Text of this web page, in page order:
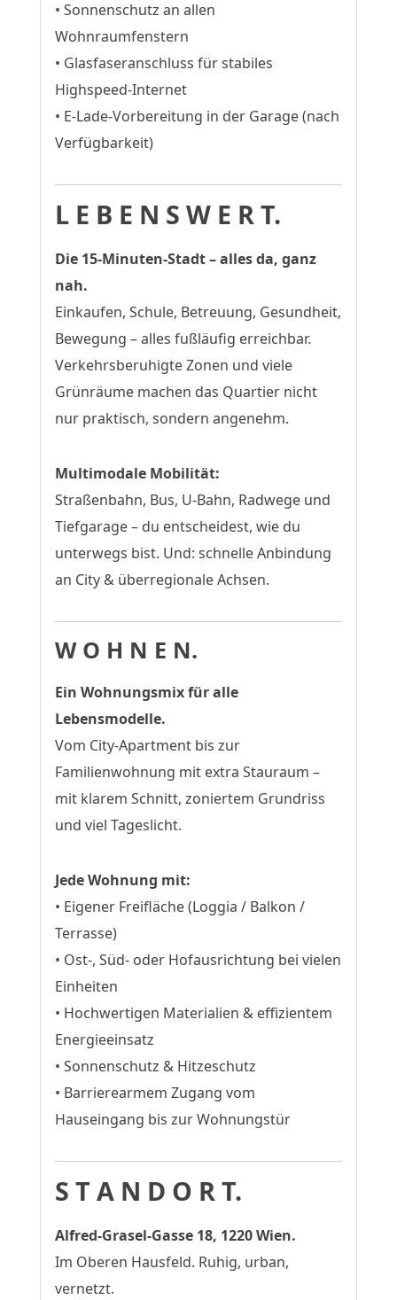
• Sonnenschutz an allen
Wohnraumfenstern
• Glasfaseranschluss für stabiles
Highspeed-Internet
• E-Lade-Vorbereitung in der Garage (nach
Verfügbarkeit)
L E B E N S W E R T.
Die 15-Minuten-Stadt – alles da, ganz
nah.
Einkaufen, Schule, Betreuung, Gesundheit,
Bewegung – alles fußläufig erreichbar.
Verkehrsberuhigte Zonen und viele
Grünräume machen das Quartier nicht
nur praktisch, sondern angenehm.
Multimodale Mobilität:
Straßenbahn, Bus, U-Bahn, Radwege und
Tiefgarage – du entscheidest, wie du
unterwegs bist. Und: schnelle Anbindung
an City & überregionale Achsen.
W O H N E N.
Ein Wohnungsmix für alle
Lebensmodelle.
Vom City-Apartment bis zur
Familienwohnung mit extra Stauraum –
mit klarem Schnitt, zoniertem Grundriss
und viel Tageslicht.
Jede Wohnung mit:
• Eigener Freifläche (Loggia / Balkon /
Terrasse)
• Ost-, Süd- oder Hofausrichtung bei vielen
Einheiten
• Hochwertigen Materialien & effizientem
Energieeinsatz
• Sonnenschutz & Hitzeschutz
• Barrierearmem Zugang vom
Hauseingang bis zur Wohnungstür
S T A N D O R T.
Alfred-Grasel-Gasse 18, 1220 Wien.
Im Oberen Hausfeld. Ruhig, urban,
vernetzt.